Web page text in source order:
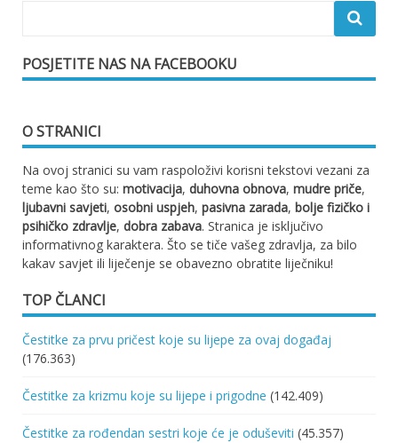
POSJETITE NAS NA FACEBOOKU
O STRANICI
Na ovoj stranici su vam raspoloživi korisni tekstovi vezani za
teme kao što su: motivacija, duhovna obnova, mudre priče,
ljubavni savjeti, osobni uspjeh, pasivna zarada, bolje fizičko i
psihičko zdravlje, dobra zabava. Stranica je isključivo
informativnog karaktera. Što se tiče vašeg zdravlja, za bilo
kakav savjet ili liječenje se obavezno obratite liječniku!
TOP ČLANCI
Čestitke za prvu pričest koje su lijepe za ovaj događaj
(176.363)
Čestitke za krizmu koje su lijepe i prigodne (142.409)
Čestitke za rođendan sestri koje će je oduševiti (45.357)